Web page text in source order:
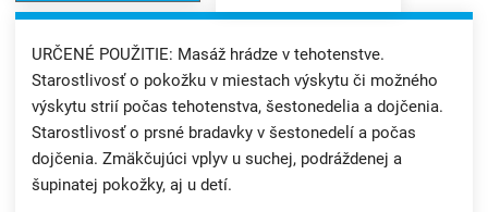
URČENÉ POUŽITIE: Masáž hrádze v tehotenstve.
Starostlivosť o pokožku v miestach výskytu či možného
výskytu strií počas tehotenstva, šestonedelia a dojčenia.
Starostlivosť o prsné bradavky v šestonedelí a počas
dojčenia. Zmäkčujúci vplyv u suchej, podráždenej a
šupinatej pokožky, aj u detí.